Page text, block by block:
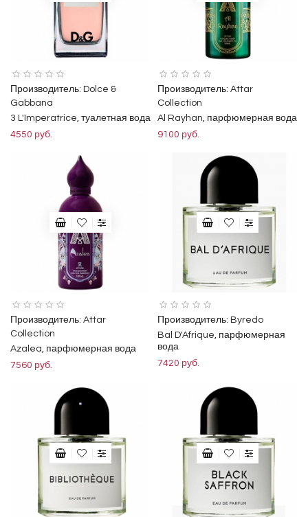
Производитель: Dolce &
Gabbana
3 L'Imperatrice, туалетная вода
4550 руб.
Производитель: Attar
Collection
Al Rayhan, парфюмерная вода
9100 руб.
Производитель: Attar
Collection
Azalea, парфюмерная вода
7560 руб.
Производитель: Byredo
Bal D'Afrique, парфюмерная
вода
7420 руб.